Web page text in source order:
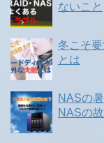
ないこと
冬こそ
とは
NASの
NASの